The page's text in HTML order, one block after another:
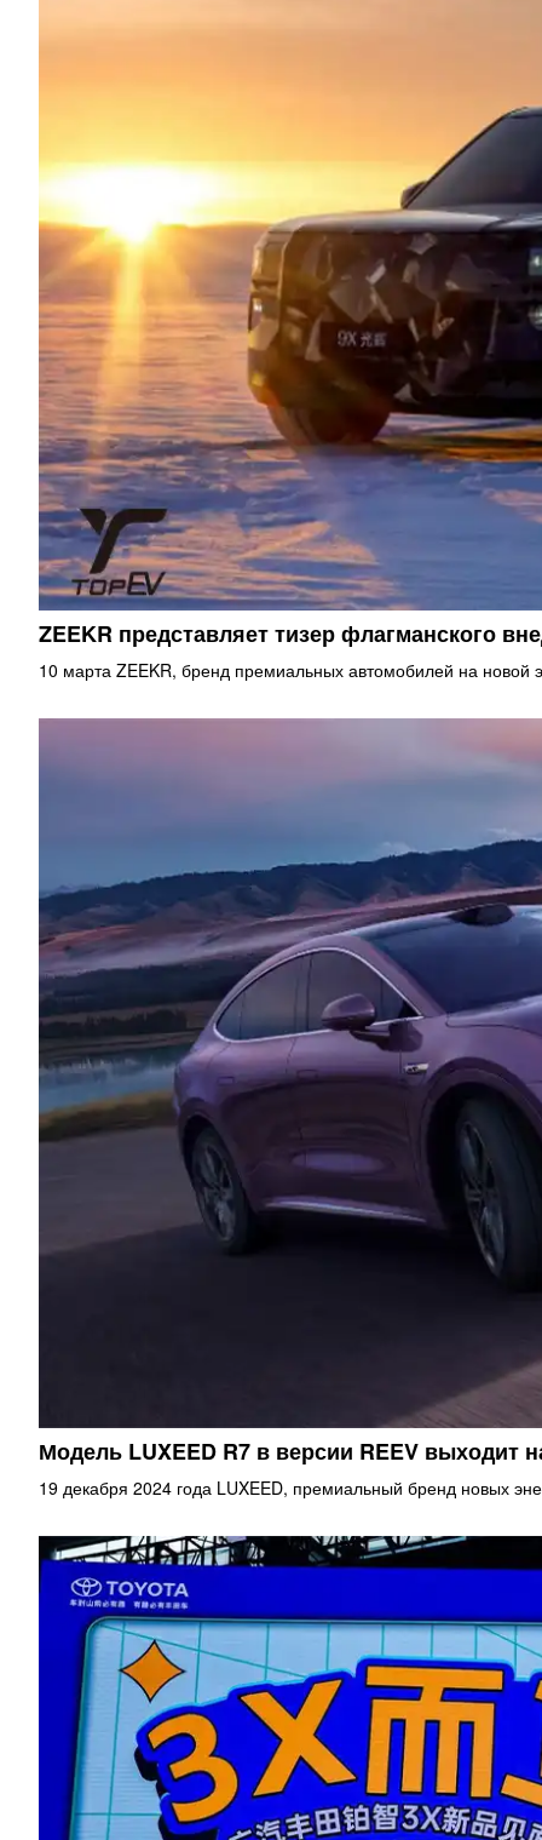
ZEEKR представляет тизер флагманского
10 марта ZEEKR, бренд премиальных автомобилей на новой
Модель LUXEED R7 в версии REEV выходит
19 декабря 2024 года LUXEED, премиальный бренд новых